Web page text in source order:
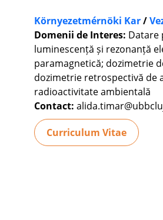
Környezetmérnöki Kar/
Domenii de Interes: Datare
luminescență și rezonanță
paramagnetică; dozimetrie
dozimetrie retrospectivă de
radioactivitate ambientală
Contact:
Curriculum Vitae